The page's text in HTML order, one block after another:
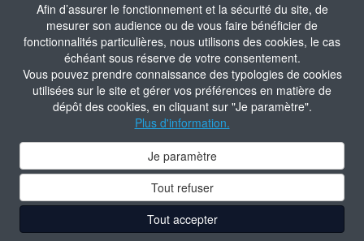
Afin d’assurer le fonctionnement et la sécurité du site, de
mesurer son audience ou de vous faire bénéficier de
fonctionnalités particulières, nous utilisons des cookies, le cas
échéant sous réserve de votre consentement.
Vous pouvez prendre connaissance des typologies de cookies
utilisées sur le site et gérer vos préférences en matière de
dépôt des cookies, en cliquant sur "Je paramètre".
Plus d'information.
Je paramètre
Tout refuser
Tout accepter